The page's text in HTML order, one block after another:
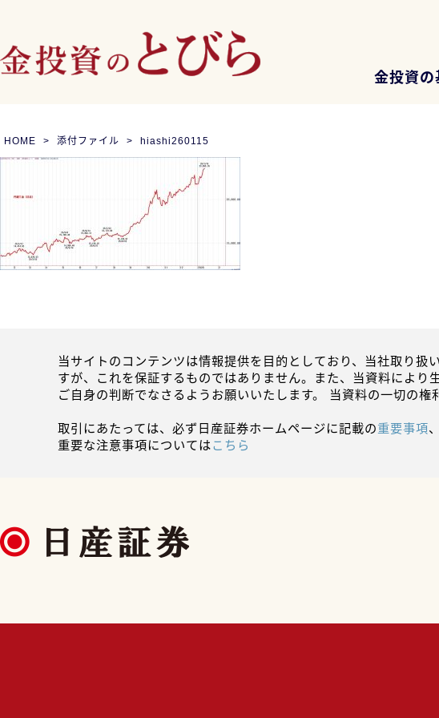
金投資の
HOME 添付ファイル hiashi260115
当サイトのコンテンツは情報提供を目的としており、当社取り
すが、これを保証するものではありません。また、当資料によ
ご自身の判断でなさるようお願いいたします。 当資料の一切の
取引にあたっては、必ず日産証券ホームページに記載の重要事項、
重要な注意事項についてはこちら